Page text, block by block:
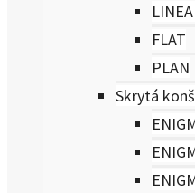
FLAT
PLAN
Skrytá